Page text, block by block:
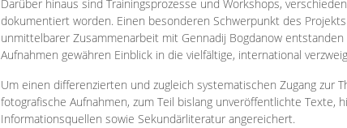
Darüber hinaus sind Trainingsprozesse und Workshops,
dokumentiert worden. Einen besonderen Schwerpunkt des
unmittelbarer Zusammenarbeit mit Gennadij Bogdanow
Aufnahmen gewähren Einblick in die vielfältige, international
Um einen differenzierten und zugleich systematischen Zugang zur
fotografische Aufnahmen, zum Teil bislang unveröffentlichte
Informationsquellen sowie Sekundärliteratur angereichert.